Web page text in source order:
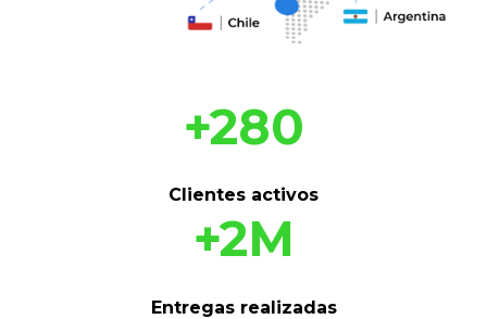
+280
Clientes activos
+2M
Entregas realizadas